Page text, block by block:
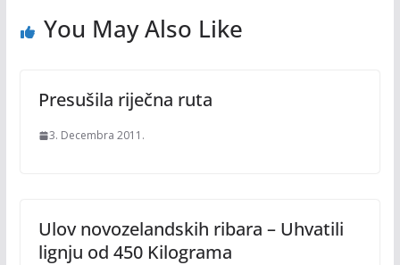
You May Also Like
Presušila riječna ruta
3. Decembra 2011.
Ulov novozelandskih ribara – Uhvatili
lignju od 450 Kilograma